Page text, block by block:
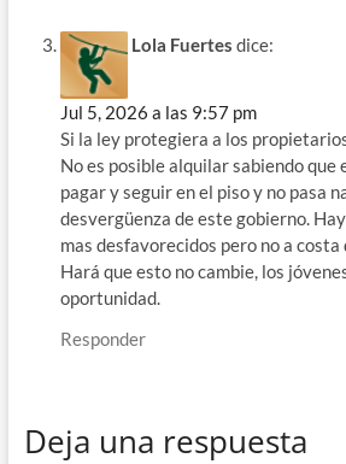
Lola Fuertes dice:
Jul 5, 2026 a las 9:57 pm
Si la ley protegiera a los
No es posible alquilar sabiendo que
pagar y seguir en el piso y no pasa
desvergüenza de este gobierno.
mas desfavorecidos pero no a
Hará que esto no cambie, los
oportunidad.
Responder
Deja una respuesta